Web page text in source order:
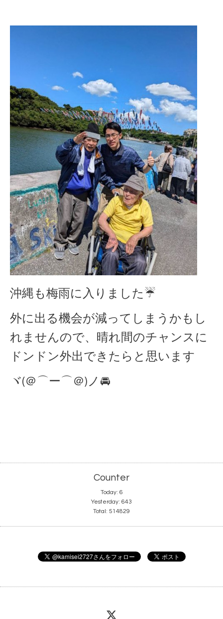
沖縄も梅雨に入りました☔
外に出る機会が減ってしまうかもし
れませんので、晴れ間のチャンスに
ドンドン外出できたらと思います
ヾ(＠⌒ー⌒＠)ノ🚘
Counter
Today: 6
Yesterday: 643
Total: 514829